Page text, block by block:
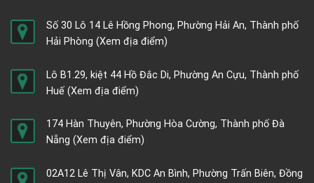
Số 30 Lô 14 Lê Hồng Phong, Phường Hải An, Thành phố
Hải Phòng (Xem địa điểm)
Lô B1.29, kiệt 44 Hồ Đắc Di, Phường An Cựu, Thành phố
Huế (Xem địa điểm)
174 Hàn Thuyên, Phường Hòa Cường, Thành phố Đà
Nẵng (Xem địa điểm)
02A12 Lê Thị Vân, KDC An Bình, Phường Trấn Biên, Đồng